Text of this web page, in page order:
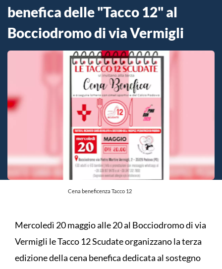
benefica delle "Tacco 12" al
Bocciodromo di via Vermigli
Cena beneficenza Tacco 12
Mercoledì 20 maggio alle 20 al Bocciodromo di via
Vermigli le Tacco 12 Scudate organizzano la terza
edizione della cena benefica dedicata al sostegno